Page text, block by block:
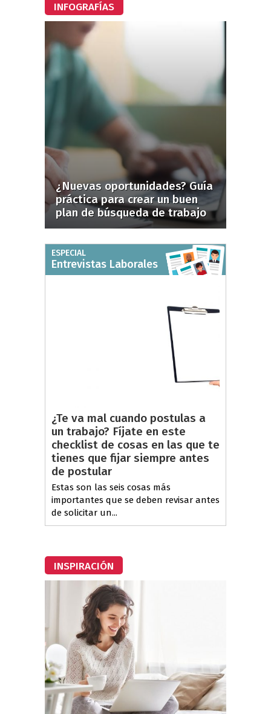
INFOGRAFÍAS
¿Nuevas oportunidades? Guía
práctica para crear un buen
plan de búsqueda de trabajo
ESPECIAL
Entrevistas Laborales
¿Te va mal cuando postulas a
un trabajo? Fíjate en este
checklist de cosas en las que te
tienes que fijar siempre antes
de postular
Estas son las seis cosas más
importantes que se deben revisar antes
de solicitar un...
INSPIRACIÓN